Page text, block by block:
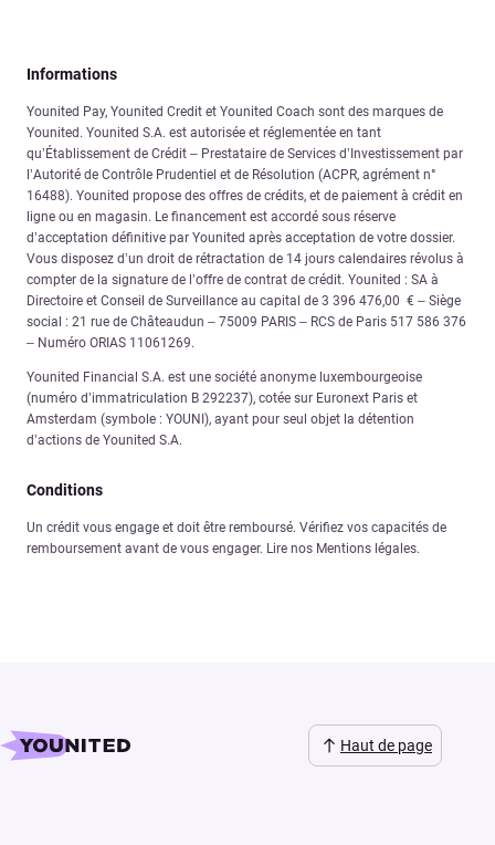
Informations
Younited Pay, Younited Credit et Younited Coach sont des marques de
Younited. Younited S.A. est autorisée et réglementée en tant
qu’Établissement de Crédit – Prestataire de Services d’Investissement par
l’Autorité de Contrôle Prudentiel et de Résolution (ACPR, agrément n°
16488). Younited propose des offres de crédits, et de paiement à crédit en
ligne ou en magasin. Le financement est accordé sous réserve
d’acceptation définitive par Younited après acceptation de votre dossier.
Vous disposez d’un droit de rétractation de 14 jours calendaires révolus à
compter de la signature de l’offre de contrat de crédit. Younited : SA à
Directoire et Conseil de Surveillance au capital de 3 396 476,00 € – Siège
social : 21 rue de Châteaudun – 75009 PARIS – RCS de Paris 517 586 376
– Numéro ORIAS 11061269.
Younited Financial S.A. est une société anonyme luxembourgeoise
(numéro d’immatriculation B 292237), cotée sur Euronext Paris et
Amsterdam (symbole : YOUNI), ayant pour seul objet la détention
d’actions de Younited S.A.
Conditions
Un crédit vous engage et doit être remboursé. Vérifiez vos capacités de
remboursement avant de vous engager. Lire nos Mentions légales.
Haut de page